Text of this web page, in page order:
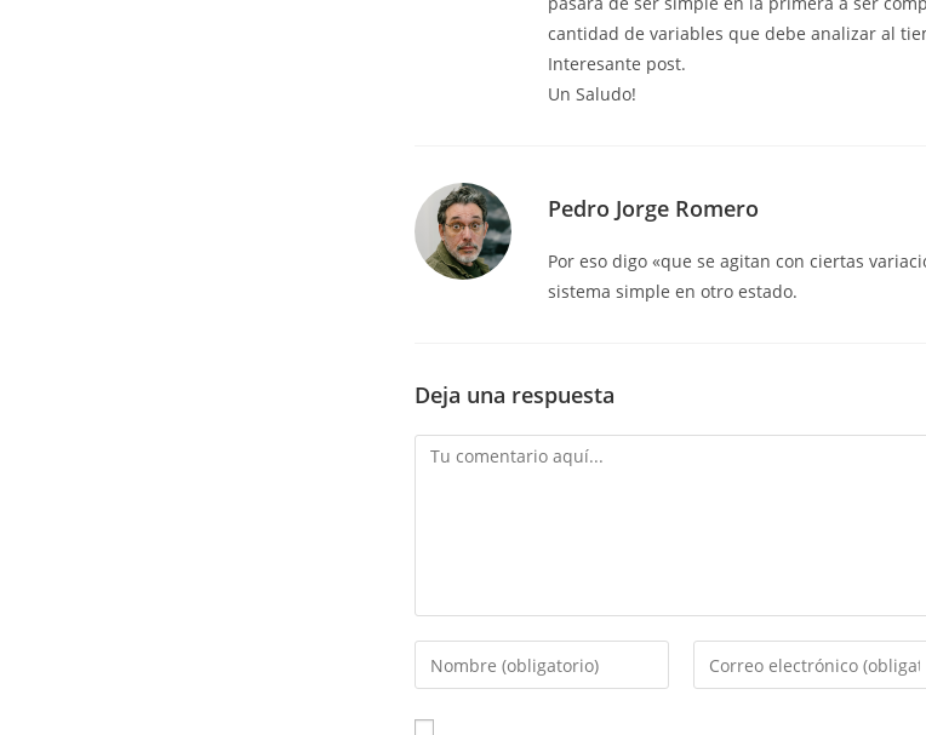
cantidad de variables que debe analizar al
Interesante post.
Un Saludo!
Pedro Jorge Romero
Por eso digo «que se agitan con ciertas
sistema simple en otro estado.
Deja una respuesta
Comentario
Introduce
tu
nombre
Introduce
tu